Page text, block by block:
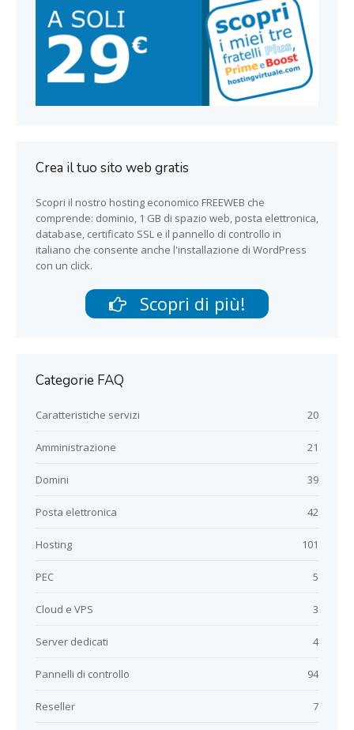
Crea il tuo sito web gratis
Scopri il nostro hosting economico FREEWEB che
comprende: dominio, 1 GB di spazio web, posta elettronica,
database, certificato SSL e il pannello di controllo in
italiano che consente anche l'installazione di WordPress
con un click.
Scopri di più!
Categorie FAQ
20
Caratteristiche servizi
21
Amministrazione
39
Domini
42
Posta elettronica
101
Hosting
5
PEC
3
Cloud e VPS
4
Server dedicati
94
Pannelli di controllo
7
Reseller